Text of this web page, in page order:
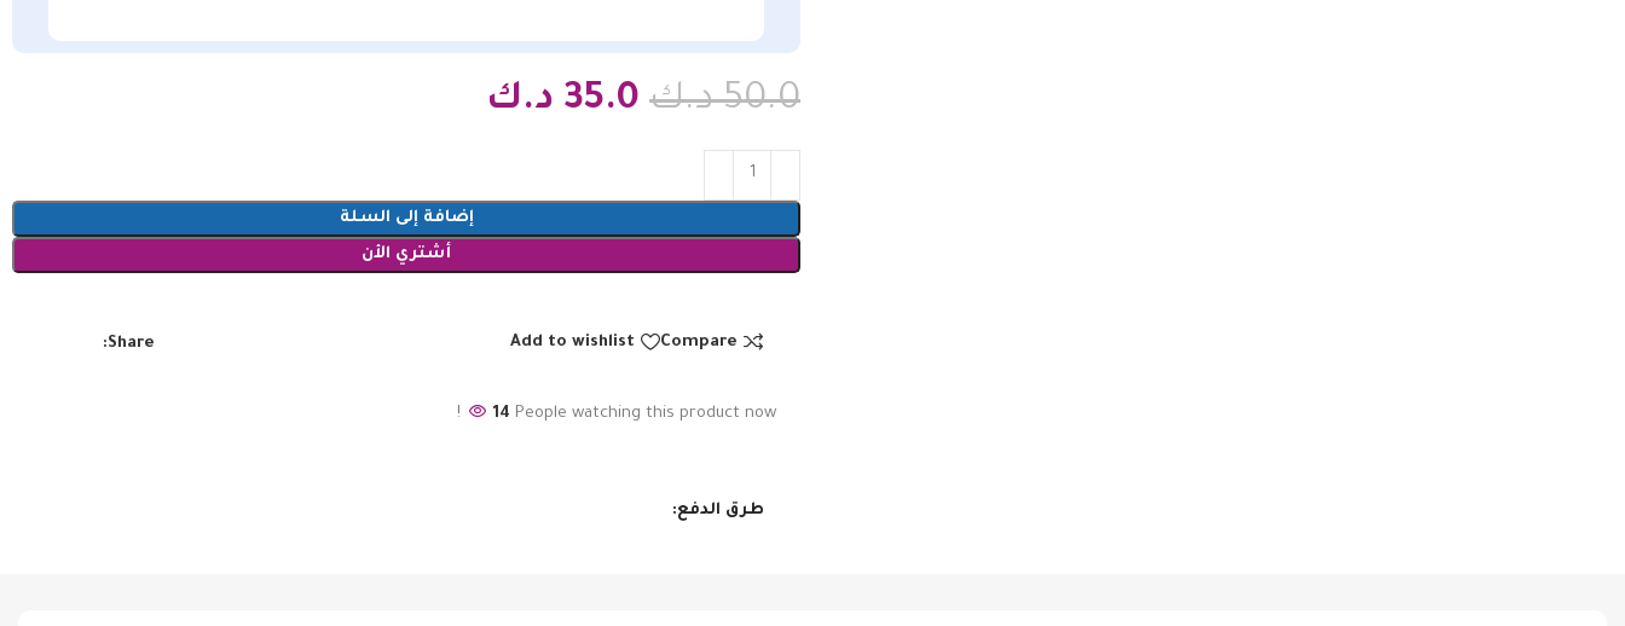
50.0 د.ك 35.0 د.ك
إضافة إلى السلة
أشتري الأن
Compare
Add to wishlist
Share:
14 People watching this product now!
طرق الدفع: